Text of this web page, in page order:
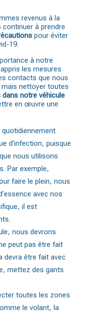
revenus à la
à prendre
pour éviter
19.
à notre
les mesures
contacts que nous
mais nettoyer toutes
notre véhicule
en œuvre une
quotidiennement
d’infection, puisque
nous utilisons
Par exemple,
faire le plein, nous
avec nos
il est
nous devrons
peut pas être fait
devra être fait avec
mettez des gants
toutes les zones
le volant, la